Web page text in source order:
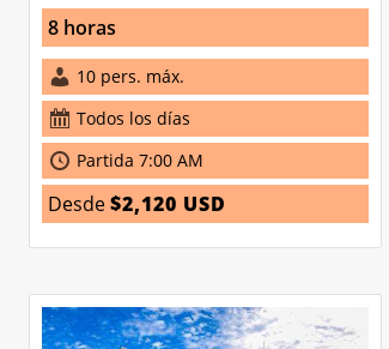
8 horas
10 pers. máx.
Todos los días
Partida 7:00 AM
Desde$2,120 USD